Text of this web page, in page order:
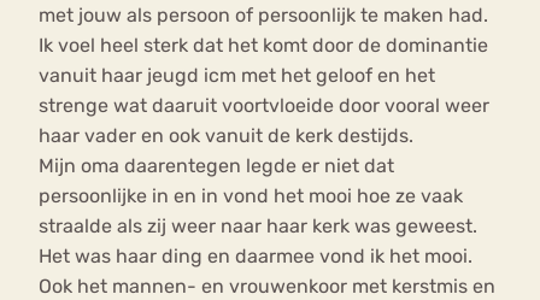
met jouw als persoon of persoonlijk te maken had.
Ik voel heel sterk dat het komt door de dominantie
vanuit haar jeugd icm met het geloof en het
strenge wat daaruit voortvloeide door vooral weer
haar vader en ook vanuit de kerk destijds.
Mijn oma daarentegen legde er niet dat
persoonlijke in en in vond het mooi hoe ze vaak
straalde als zij weer naar haar kerk was geweest.
Het was haar ding en daarmee vond ik het mooi.
Ook het mannen- en vrouwenkoor met kerstmis en